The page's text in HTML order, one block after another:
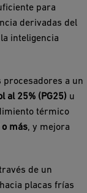
para
derivadas del
inteligencia
a un
al 25% (PG25) u
térmico
o más, y mejora
de un
hacia placas frías